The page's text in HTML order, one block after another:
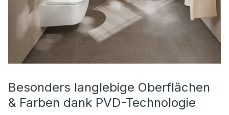
Besonders langlebige Oberflächen
& Farben dank PVD-Technologie